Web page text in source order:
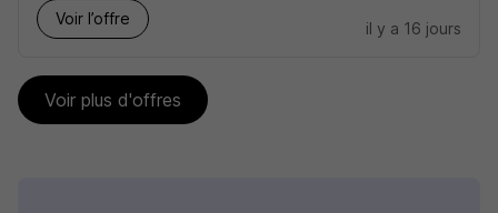
Voir l’offre
il y a 16 jours
Voir plus d'offres